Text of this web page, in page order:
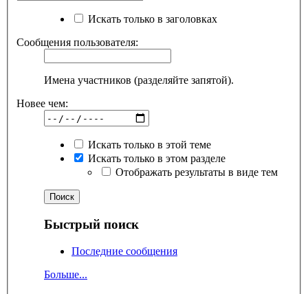
Искать только в заголовках
Сообщения пользователя:
Имена участников (разделяйте запятой).
Новее чем:
Искать только в этой теме
Искать только в этом разделе
Отображать результаты в виде тем
Быстрый поиск
Последние сообщения
Больше...